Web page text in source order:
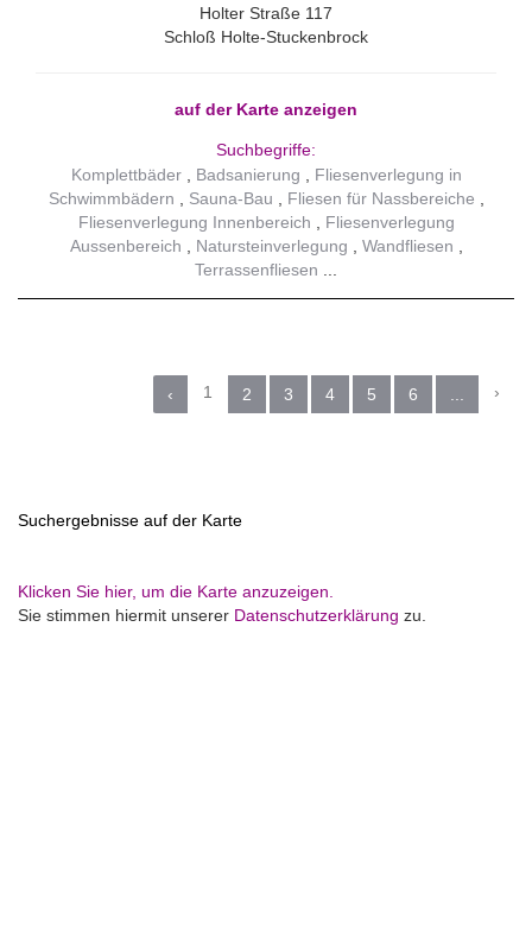
Holter Straße 117
Schloß Holte-Stuckenbrock
auf der Karte anzeigen
Suchbegriffe:
Komplettbäder
Badsanierung
Fliesenverlegung in
Schwimmbädern
Sauna-Bau
Fliesen für Nassbereiche
Fliesenverlegung Innenbereich
Fliesenverlegung
Aussenbereich
Natursteinverlegung
Wandfliesen
Terrassenfliesen
‹ 1 2 3 4 5 6 ›
Suchergebnisse auf der Karte
Klicken Sie hier, um die Karte anzuzeigen.
Sie stimmen hiermit unserer Datenschutzerklärung zu.